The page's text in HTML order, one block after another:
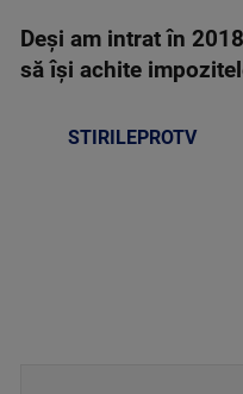
Deşi am intrat în
să îşi achite
STIRILEPROTV